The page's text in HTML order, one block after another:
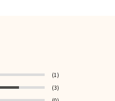
(1)
(3)